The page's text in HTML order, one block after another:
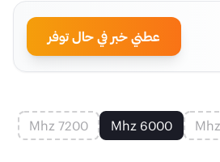
عطني خبر في حال توفر
6000 Mhz
7200 Mhz